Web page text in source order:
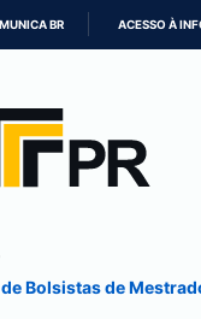
CONTEÚDO
BR ACESSO À
Bolsistas de